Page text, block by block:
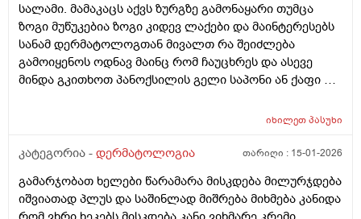
სალამი. მამაკაცს აქვს ზურგზე გამონაყარი თუმცა
ზოგი მუწუკებია ზოგი კიდევ ლაქები და მაინტერესებს
სანამ დერმატოლოგთან მივალთ რა შეიძლება
გამოიყენოს ოდნავ მაინც რომ ჩაუცხრეს და ასევე
მინდა გკითხოთ პანოქსილის გელი საპონი ან ქაფი თუ
იხილეთპასუხი
კატეგორია - დერმატოლოგია თარიღი : 15-01-2026
გამარჯობათ ხელები წარამარა მისკდება მილურჯდება
იშვიათად პლუს და საშინლად მიშრება მიხმება კანიდა